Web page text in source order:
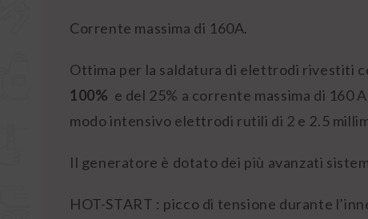
Corrente massima di 160A.
Ottima per la saldatura di elettrodi rivestiti
100% e del 25% a corrente massima di
modo intensivo elettrodi rutili di 2 e 2.5
Il generatore è dotato dei più avanzati
HOT-START : picco di tensione durante